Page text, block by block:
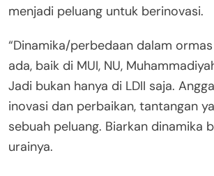
menjadi peluang untuk berinovasi.
“Dinamika/perbedaan dalam
ada, baik di MUI, NU,
Jadi bukan hanya di LDII saja.
inovasi dan perbaikan, tantangan
sebuah peluang. Biarkan dinamika
urainya.